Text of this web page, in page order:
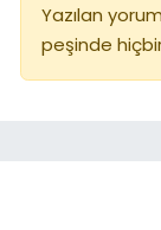
Yazılan
peşinde